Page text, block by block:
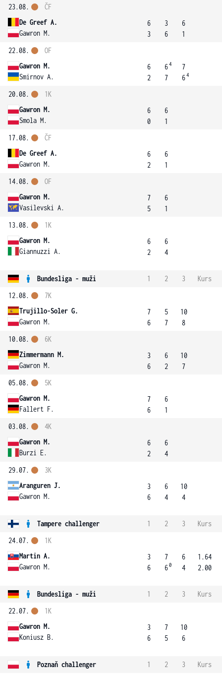
23.08.
De Greef A.
Gawron M.
ČF
6
3
3
6
6
1
22.08.
Gawron M.
Smirnov A.
OF
6
2
64
7
7
64
20.08.
Gawron M.
Smola M.
1K
6
0
6
1
17.08.
De Greef A.
Gawron M.
ČF
6
2
6
1
14.08.
Gawron M.
Vasilevski A.
OF
7
5
6
1
13.08.
Gawron M.
Giannuzzi A.
1K
6
2
6
4
Bundesliga - muži 1 2 3
Kurs
12.08.
Trujillo-Soler G.
Gawron M.
7K
7
6
5
7
10
8
10.08.
Zimmermann M.
Gawron M.
6K
3
6
6
2
10
7
05.08.
Gawron M.
Fallert F.
5K
7
6
6
1
03.08.
Gawron M.
Burzi E.
4K
6
2
6
4
29.07.
Aranguren J.
Gawron M.
3K
3
6
6
4
10
4
Tampere challenger 1 2 3
Kurs
24.07.
Martin A.
Gawron M.
1K
3
6
7
60
6
4
1.64
2.00
Bundesliga - muži 1 2 3
Kurs
22.07.
Gawron M.
Koniusz B.
1K
3
6
7
5
10
6
Poznaň challenger 1 2 3 Kurs